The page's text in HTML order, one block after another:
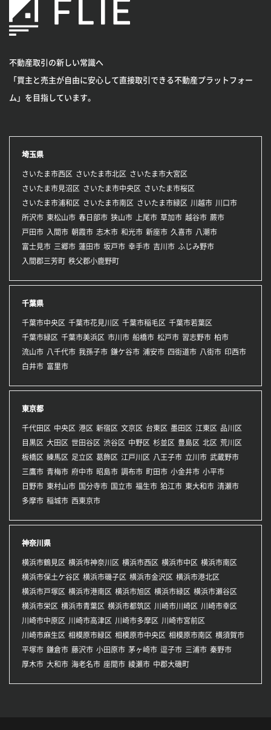
不動産取引の新しい常識へ
「買主と売主が自由に安心して直接取引できる不動産プラットフォー
ム」を目指しています。
埼玉県
さいたま市西区 さいたま市北区
さいたま市大宮区
さいたま市見沼区
さいたま市中央区
さいたま市桜区
さいたま市浦和区
さいたま市南区 さいたま市緑区 川越市 川口市
所沢市 東松山市 春日部市 狭山市 上尾市 草加市 越谷市 蕨市
戸田市 入間市 朝霞市 志木市 和光市 新座市 久喜市 八潮市
富士見市 三郷市 蓮田市 坂戸市 幸手市 吉川市 ふじみ野市
入間郡三芳町 秩父郡小鹿野町
千葉県
千葉市中央区 千葉市花見川区 千葉市稲毛区 千葉市若葉区
千葉市緑区 千葉市美浜区 市川市 船橋市 松戸市 習志野市 柏市
流山市 八千代市 我孫子市 鎌ケ谷市 浦安市 四街道市 八街市 印西市
白井市 富里市
東京都
千代田区 中央区 港区 新宿区 文京区 台東区 墨田区 江東区 品川区
目黒区 大田区 世田谷区 渋谷区 中野区 杉並区 豊島区 北区 荒川区
板橋区 練馬区 足立区 葛飾区 江戸川区 八王子市 立川市 武蔵野市
三鷹市 青梅市 府中市 昭島市 調布市 町田市 小金井市 小平市
日野市 東村山市 国分寺市 国立市 福生市 狛江市 東大和市 清瀬市
多摩市 稲城市 西東京市
神奈川県
横浜市鶴見区 横浜市神奈川区 横浜市西区 横浜市中区 横浜市南区
横浜市保土ケ谷区 横浜市磯子区 横浜市金沢区 横浜市港北区
横浜市戸塚区 横浜市港南区 横浜市旭区 横浜市緑区 横浜市瀬谷区
横浜市栄区 横浜市青葉区 横浜市都筑区 川崎市川崎区 川崎市幸区
川崎市中原区 川崎市高津区 川崎市多摩区 川崎市宮前区
川崎市麻生区 相模原市緑区 相模原市中央区 相模原市南区 横須賀市
平塚市 鎌倉市 藤沢市 小田原市 茅ヶ崎市 逗子市 三浦市 秦野市
厚木市 大和市 海老名市 座間市 綾瀬市 中郡大磯町